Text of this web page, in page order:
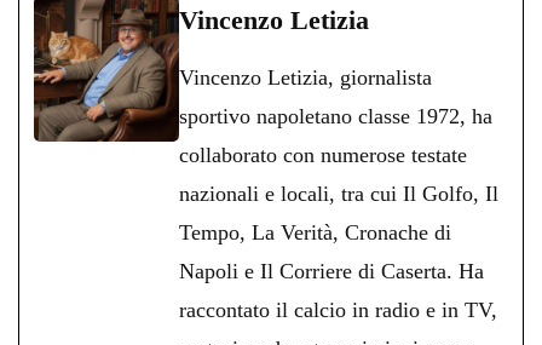
bo
ok
tte
r
ts
A
pp
gr
m
ed di
di
Vincenzo Letizia
Vincenzo Letizia, giornalista
sportivo napoletano classe 1972, ha
collaborato con numerose testate
nazionali e locali, tra cui Il Golfo, Il
Tempo, La Verità, Cronache di
Napoli e Il Corriere di Caserta. Ha
raccontato il calcio in radio e in TV,